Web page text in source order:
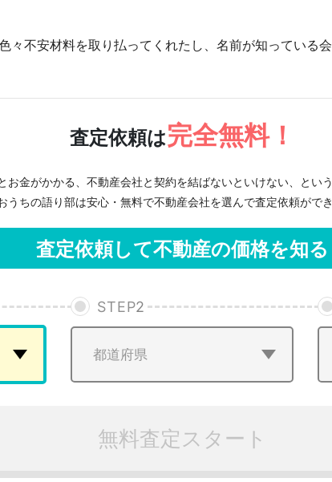
々不安材料を取り払ってくれたし、名前が知っている
査定依頼は完全無料！
お金がかかる、不動産会社と契約を結ばないといけない、とい
うちの語り部は安心・無料で不動産会社を選んで査定依頼ができ
査定依頼して不動産の価格を知る
STEP2
無料査定スタート